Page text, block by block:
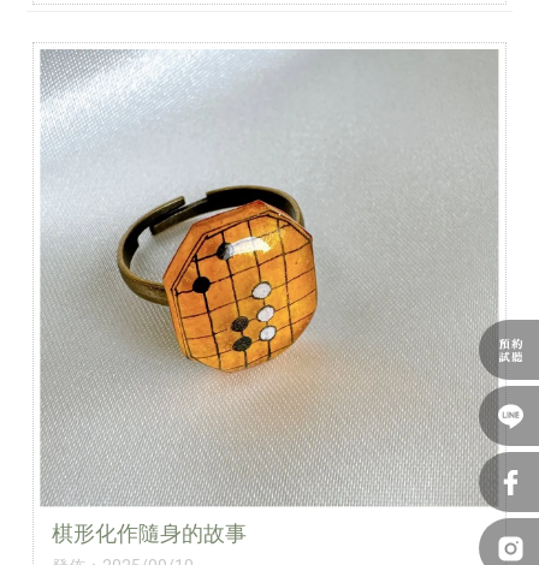
角，無路可逃。
棋形化作隨身的故事